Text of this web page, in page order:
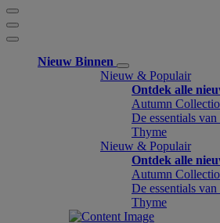
Nieuw Binnen
Nieuw & Populair
Ontdek alle
Autumn
De essentials
Thyme
Nieuw & Populair
Ontdek alle
Autumn
De essentials
Thyme